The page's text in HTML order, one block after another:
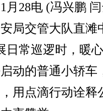
28电 (冯兴鹏 闫
局交管大队直滩
日常巡逻时，暖
动的普通小轿车
用点滴行动诠释